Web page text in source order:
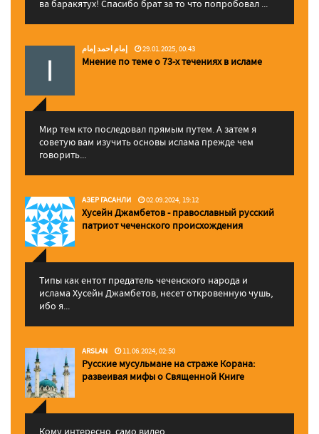
ва баракятух! Спасибо брат за то что попробовал ...
إمام احمد إمام 29.01.2025, 00:43
Мнение по теме о 73-х течениях в исламе
Мир тем кто последовал прямым путем. А затем я
советую вам изучить основы ислама прежде чем
говорить...
АЗЕР ГАСАНЛИ 02.09.2024, 19:12
Хусейн Джамбетов - православный русский
патриот чеченского происхождения
Типы как ентот предатель чеченского народа и
ислама Хусейн Джамбетов, несет откровенную чушь,
ибо я...
ARSLAN 11.06.2024, 02:50
Русские мусульмане на страже Корана:
pазвеивая мифы о Священной Книге
Кому интересно, само видео